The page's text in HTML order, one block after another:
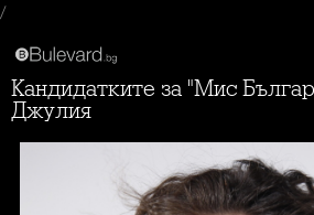
/
Кандидатките за "Мис България 2013":
Джулия